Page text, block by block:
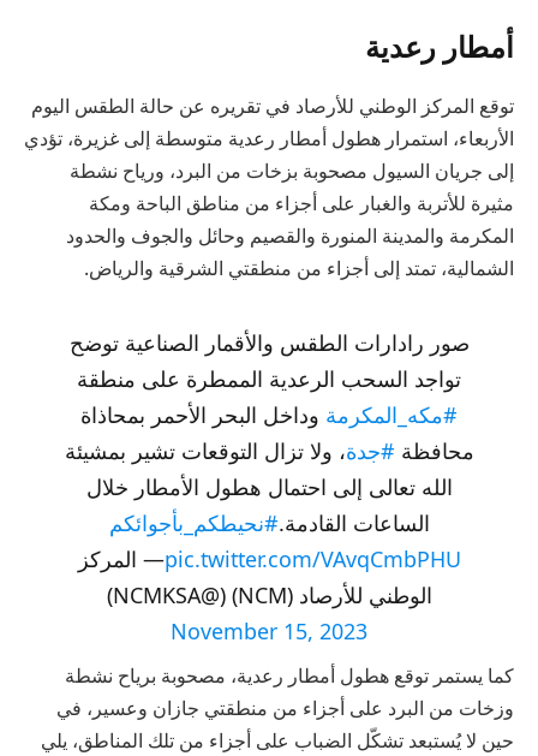
أمطار رعدية
توقع المركز الوطني للأرصاد في تقريره عن حالة الطقس اليوم
الأربعاء، استمرار هطول أمطار رعدية متوسطة إلى غزيرة، تؤدي
إلى جريان السيول مصحوبة بزخات من البرد، ورياح نشطة
مثيرة للأتربة والغبار على أجزاء من مناطق الباحة ومكة
المكرمة والمدينة المنورة والقصيم وحائل والجوف والحدود
الشمالية، تمتد إلى أجزاء من منطقتي الشرقية والرياض.
صور رادارات الطقس والأقمار الصناعية توضح
تواجد السحب الرعدية الممطرة على منطقة
#مكه_المكرمة وداخل البحر الأحمر بمحاذاة
محافظة#جدة، ولا تزال التوقعات تشير بمشيئة
الله تعالى إلى احتمال هطول الأمطار خلال
الساعات القادمة.#نحيطكم_بأجوائكم
pic.twitter.com/VAvqCmbPHU— المركز
الوطني للأرصاد (NCM) (@NCMKSA)
November 15, 2023
كما يستمر توقع هطول أمطار رعدية، مصحوبة برياح نشطة
وزخات من البرد على أجزاء من منطقتي جازان وعسير، في
حين لا يُستبعد تشكّل الضباب على أجزاء من تلك المناطق، يلي